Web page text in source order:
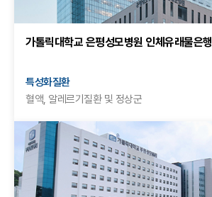
가톨릭대학교 은평성모병원 인체유래물은행
특성화질환
혈액, 알레르기질환 및 정상군